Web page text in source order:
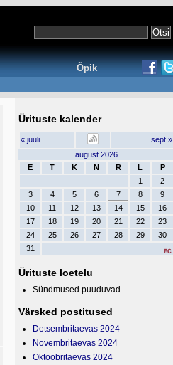
Õpik
Ürituste kalender
« juuli
sept »
august 2026
E
T K N R L
P
1
2
3
4 5 6 7 8
9
10
11 12 13 14 15
16
17
18 19 20 21 22
23
24
25 26 27 28 29
30
31
Ürituste loetelu
Sündmused puuduvad.
Värsked postitused
Detsembritaevas 2024
Novembritaevas 2024
Oktoobritaevas 2024